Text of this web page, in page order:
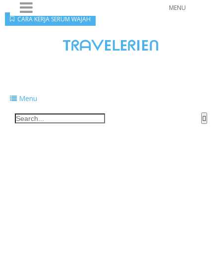
MENU
TᖇᗩᐯEᒪEᖇIEᑎ
Menu
CARA KERJA SERUM WAJAH